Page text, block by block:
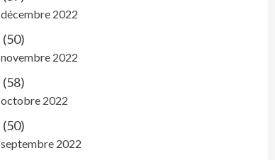
décembre 2022
(50)
novembre 2022
(58)
octobre 2022
(50)
septembre 2022